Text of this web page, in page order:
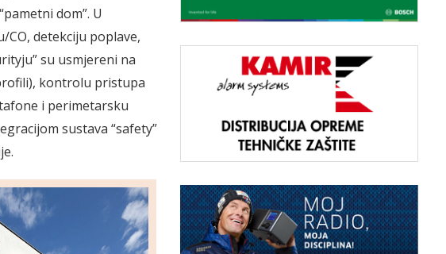
dom”. U
CO, detekciju poplave,
su usmjereni na
kontrolu pristupa
i perime­­tarsku
sustava “safety”